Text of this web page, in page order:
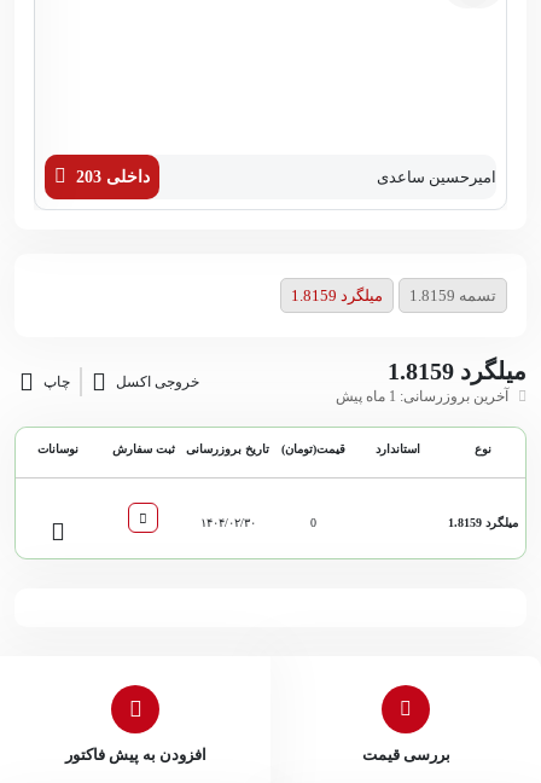
امیرحسین ساعدی داخلی 203
تسمه 1.8159 میلگرد 1.8159
میلگرد 1.8159
آخرین بروزرسانی: 1 ماه پیش
خروجی اکسل چاپ
نوع استاندارد قیمت(تومان) تاریخ بروزرسانی ثبت سفارش نوسانات
میلگرد 1.8159 0 ۱۴۰۴/۰۲/۳۰
بررسی قیمت افزودن به پیش فاکتور